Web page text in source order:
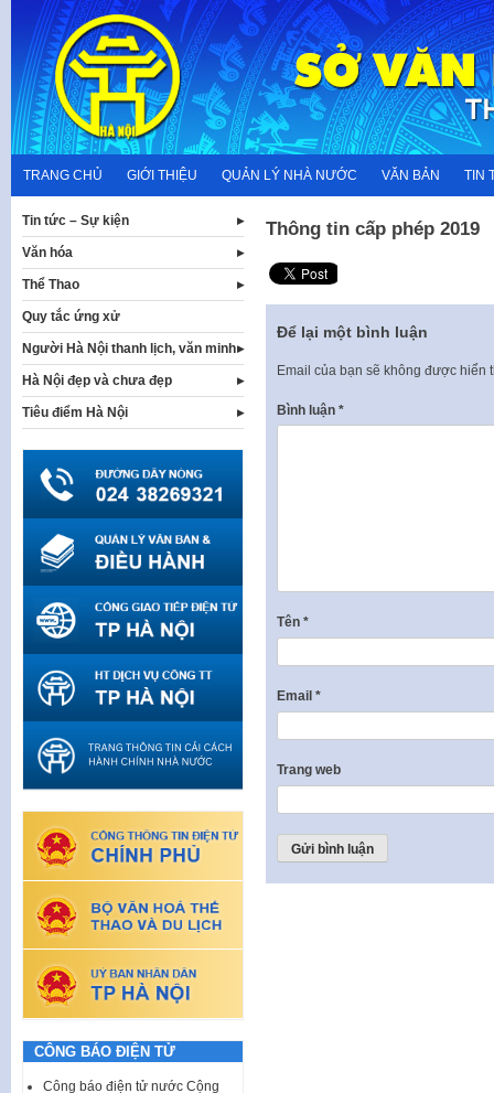
content
TRANG CHỦ GIỚI THIỆU QUẢN LÝ NHÀ NƯỚC VĂN BẢN TIN
Thông tin cấp phép 2019
Để lại một bình luận
Email của bạn sẽ không được hiển
Bình luận *
Tên *
Email *
Trang web
Tin tức – Sự kiện
Văn hóa
Thể Thao
Quy tắc ứng xử
Người Hà Nội thanh lịch, văn minh
Hà Nội đẹp và chưa đẹp
Tiêu điểm Hà Nội
CÔNG BÁO ĐIỆN TỬ
Công báo điện tử nước Cộng